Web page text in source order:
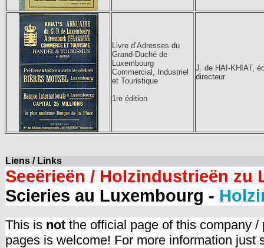
Livre d’Adresses du
Grand-Duché de
Luxembourg
Commercial, Industriel
et Touristique
1re édition
J. de HAI-KHIAT,
directeur
Liens / Links
Seeërieën / Holzindustrieën zu
Scieries au Luxembourg -
This is not the official page of this company
pages is welcome! For more information just